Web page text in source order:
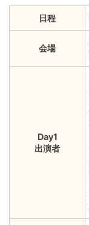
日程
会場
Day1
出演者